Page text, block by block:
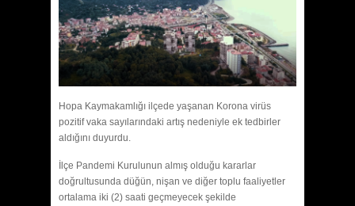
Hopa Kaymakamlığı ilçede yaşanan Korona virüs
pozitif vaka sayılarındaki artış nedeniyle ek tedbirler
aldığını duyurdu.
İlçe Pandemi Kurulunun almış olduğu kararlar
doğrultusunda düğün, nişan ve diğer toplu faaliyetler
ortalama iki (2) saati geçmeyecek şekilde